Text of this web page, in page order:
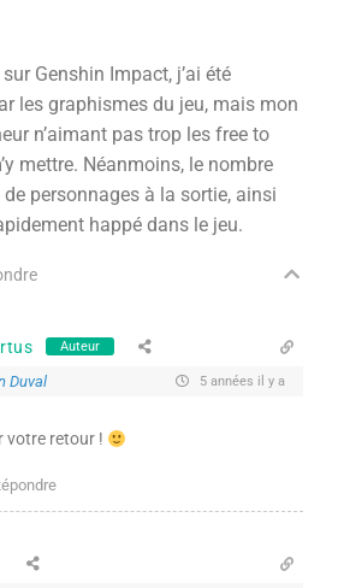
Genshin Impact, j’ai été
les graphismes du jeu, mais mon
n’aimant pas trop les free to
mettre. Néanmoins, le nombre
personnages à la sortie, ainsi
happé dans le jeu.
Auteur
Duval 5 années il y a
votre retour !